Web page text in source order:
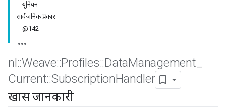
यूनियन
सार्वजनिक प्रकार
@142
nl ::Weave::Profiles::DataManagement
Current::SubscriptionHandler
खास जानकारी